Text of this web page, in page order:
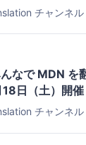
チャンネル
なで MDN を
日（土）開催
チャンネル